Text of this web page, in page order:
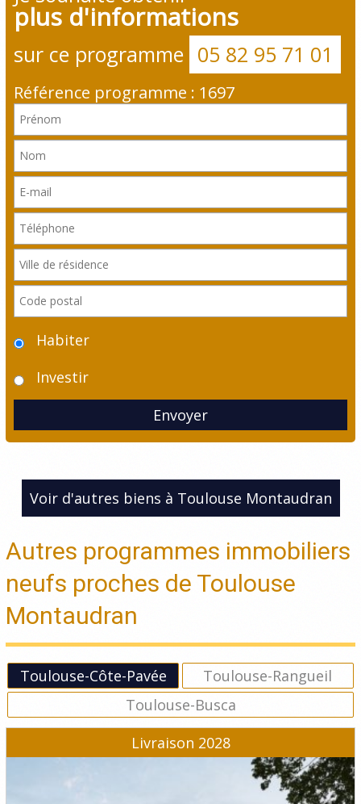
plus d'informations
sur ce programme 05 82 95 71 01
Référence programme : 1697
Habiter
Investir
Envoyer
Voir d'autres biens à Toulouse Montaudran
Autres programmes immobiliers
neufs proches de Toulouse
Montaudran
Toulouse-Côte-Pavée
Toulouse-Rangueil
Toulouse-Busca
Livraison 2028